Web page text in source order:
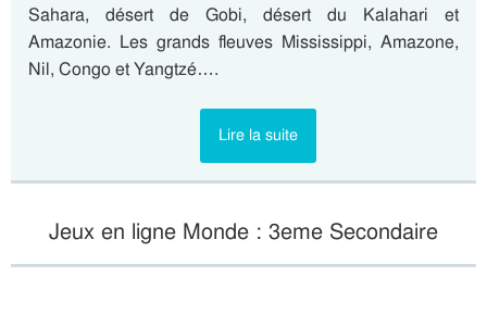
Sahara, désert de Gobi, désert du Kalahari et
Amazonie. Les grands fleuves Mississippi, Amazone,
Nil, Congo et Yangtzé….
Lire la suite
Jeux en ligne Monde : 3eme Secondaire